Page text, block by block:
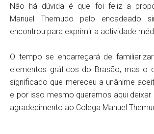
Não há dúvida é que foi feliz a
Manuel Themudo pelo encadeado
encontrou para exprimir a actividade
O tempo se encarregará de
elementos gráficos do Brasão, mas o
significado que mereceu a unânime
e por isso mesmo queremos aqui
agradecimento ao Colega Manuel